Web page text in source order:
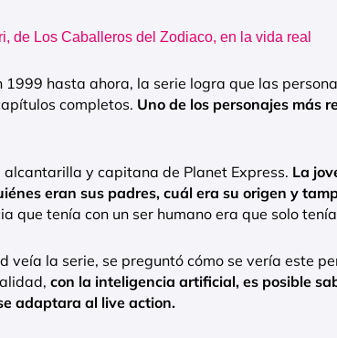
de Los Caballeros del Zodiaco, en la vida real
1999 hasta ahora, la serie logra que las
completos. Uno de los personajes más
y capitana de Planet Express. La
eran sus padres, cuál era su origen y
que tenía con un ser humano era que solo
veía la serie, se preguntó cómo se vería este
con la inteligencia artificial, es posible
adaptara al live action.